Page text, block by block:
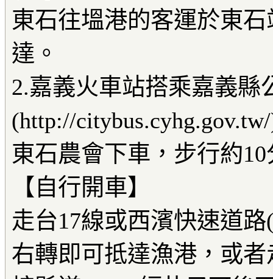
東石往塭港的客運於東
達。
2.嘉義火車站搭乘嘉義縣
(http://
東石農會下車，步行約
【自行開車】
走台17線或西濱快速道
右轉即可抵達漁港，或